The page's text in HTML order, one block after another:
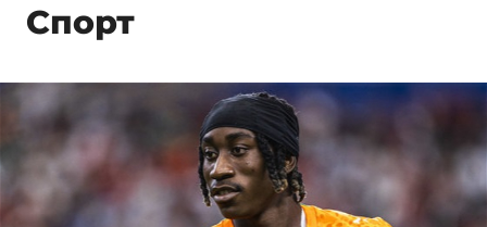
Спорт